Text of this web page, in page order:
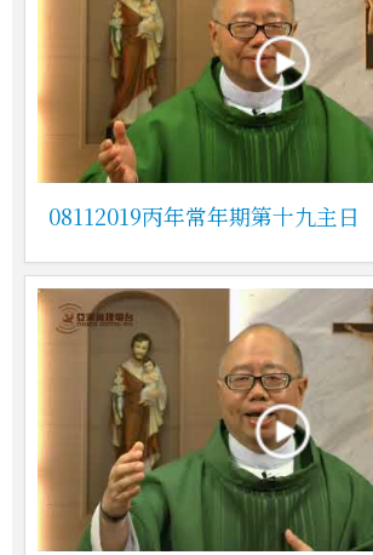
08112019丙年常年期第十九主日